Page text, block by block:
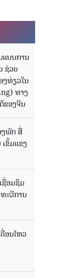
ແບບການ
ຊ່ວຍ
ທ່ຽວໃນ
ທາງ
ຂອງຈີນ
ພັກ ສື່
ຂັ້ມແຂງ
ຊື່ອມຊຶມ
ະວີການ
ອນໄຫວ